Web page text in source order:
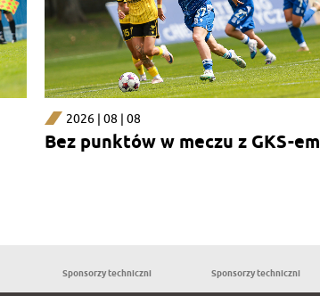
2026 | 08 | 08
Bez punktów w meczu z GKS-em
Sponsorzy techniczni Sponsorzy techniczni